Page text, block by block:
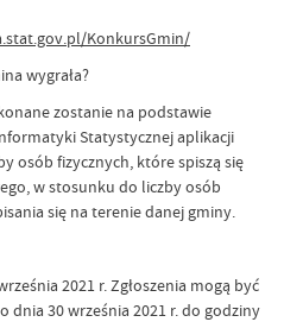
KonkursGmin/
wygrała?
zostanie na podstawie
Statystycznej aplikacji
osób fizycznych, które spiszą się
w stosunku do liczby osób
się na terenie danej gminy.
2021 r. Zgłoszenia mogą być
dnia 30 września 2021 r. do godziny